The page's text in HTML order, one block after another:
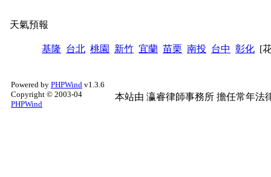
天氣預報
基隆 台北 桃園 新竹 宜蘭 苗栗 南投 台中 彰化 [
Powered by PHPWind v1.3.6
Copyright © 2003-04
PHPWind
本站由 瀛睿律師事務所 擔任常年法